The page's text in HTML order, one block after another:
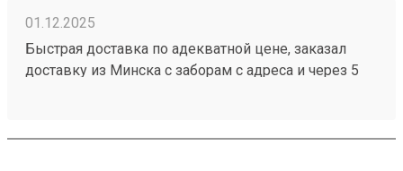
01.12.2025
Быстрая доставка по адекватной цене, заказал
доставку из Минска с заборам с адреса и через 5